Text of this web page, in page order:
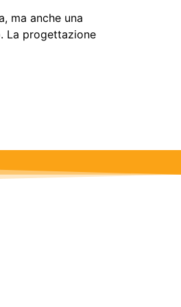
ma anche una
La progettazione